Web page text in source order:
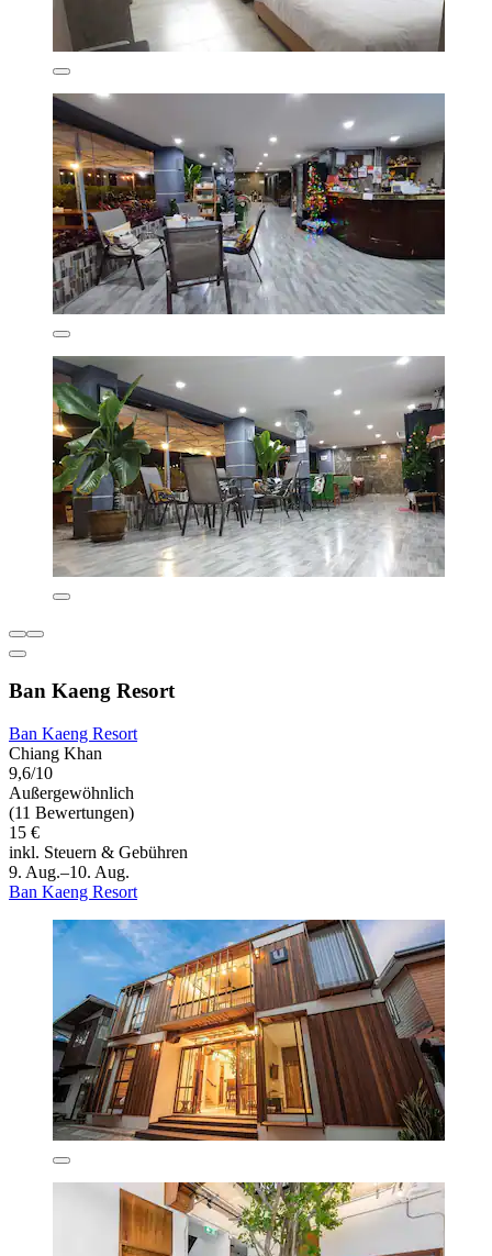
Ban Kaeng Resort
Ban Kaeng Resort
Chiang Khan
9,6/10
Außergewöhnlich
(11 Bewertungen)
15 €
inkl. Steuern & Gebühren
9. Aug.–10. Aug.
Ban Kaeng Resort